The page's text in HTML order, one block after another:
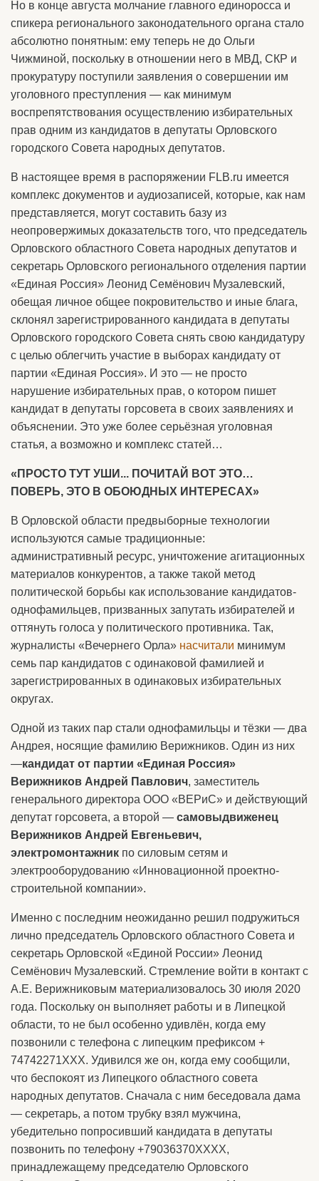
Но в конце августа молчание главного единоросса и
спикера регионального законодательного органа стало
абсолютно понятным: ему теперь не до Ольги
Чижминой, поскольку в отношении него в МВД, СКР и
прокуратуру поступили заявления о совершении им
уголовного преступления — как минимум
воспрепятствования осуществлению избирательных
прав одним из кандидатов в депутаты Орловского
городского Совета народных депутатов.
В настоящее время в распоряжении FLB.ru имеется
комплекс документов и аудиозаписей, которые, как нам
представляется, могут составить базу из
неопровержимых доказательств того, что председатель
Орловского областного Совета народных депутатов и
cекретарь Орловского регионального отделения партии
«Единая Россия» Леонид Семёнович Музалевский,
обещая личное общее покровительство и иные блага,
склонял зарегистрированного кандидата в депутаты
Орловского городского Совета снять свою кандидатуру
с целью облегчить участие в выборах кандидату от
партии «Единая Россия». И это — не просто
нарушение избирательных прав, о котором пишет
кандидат в депутаты горсовета в своих заявлениях и
объяснении. Это уже более серьёзная уголовная
статья, а возможно и комплекс статей…
«ПРОСТО ТУТ УШИ... ПОЧИТАЙ ВОТ ЭТО…
ПОВЕРЬ, ЭТО В ОБОЮДНЫХ ИНТЕРЕСАХ»
В Орловской области предвыборные технологии
используются самые традиционные:
административный ресурс, уничтожение агитационных
материалов конкурентов, а также такой метод
политической борьбы как использование кандидатов-
однофамильцев, призванных запутать избирателей и
оттянуть голоса у политического противника. Так,
журналисты «Вечернего Орла» насчитали минимум
семь пар кандидатов с одинаковой фамилией и
зарегистрированных в одинаковых избирательных
округах.
Одной из таких пар стали однофамильцы и тёзки — два
Андрея, носящие фамилию Верижников. Один из них
—кандидат от партии «Единая Россия»
Верижников Андрей Павлович, заместитель
генерального директора ООО «ВЕРиС» и действующий
депутат горсовета, а второй — самовыдвиженец
Верижников Андрей Евгеньевич,
электромонтажник по силовым сетям и
электрооборудованию «Инновационной проектно-
строительной компании».
Именно с последним неожиданно решил подружиться
лично председатель Орловского областного Совета и
секретарь Орловской «Единой России» Леонид
Семёнович Музалевский. Стремление войти в контакт с
А.Е. Верижниковым материализовалось 30 июля 2020
года. Поскольку он выполняет работы и в Липецкой
области, то не был особенно удивлён, когда ему
позвонили с телефона с липецким префиксом +
74742271ХХХ. Удивился же он, когда ему сообщили,
что беспокоят из Липецкого областного совета
народных депутатов. Сначала с ним беседовала дама
— секретарь, а потом трубку взял мужчина,
убедительно попросивший кандидата в депутаты
позвонить по телефону +79036370ХХХХ,
принадлежащему председателю Орловского